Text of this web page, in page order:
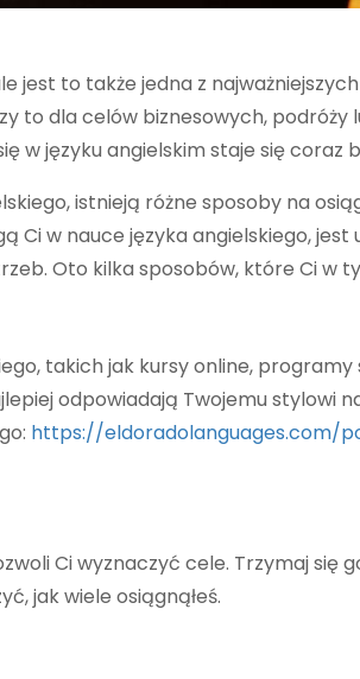
jest to także jedna z
to dla celów biznesowych, podróży
w języku angielskim staje się coraz
istnieją różne sposoby na
Ci w nauce języka angielskiego, jest
Oto kilka sposobów, które Ci w
takich jak kursy online,
odpowiadają Twojemu stylowi
https://eldoradolanguages.com/
Ci wyznaczyć cele. Trzymaj się
jak wiele osiągnąłeś.